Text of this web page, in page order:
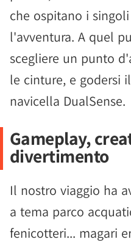
che ospitano i
l'avventura. A quel
scegliere un punto
le cinture, e godersi
navicella DualSense.
Gameplay,
divertimento
Il nostro viaggio ha
a tema parco
fenicotteri... magari